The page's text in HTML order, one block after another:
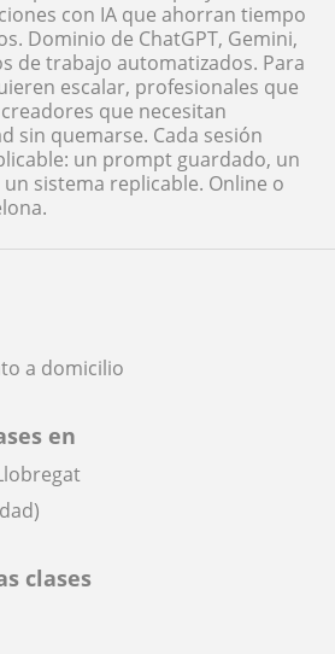
a domicilio
en
clases
con IA que ahorran tiempo
Dominio de ChatGPT, Gemini,
de trabajo automatizados. Para
escalar, profesionales que
que necesitan
sin quemarse. Cada sesión
un prompt guardado, un
sistema replicable. Online o